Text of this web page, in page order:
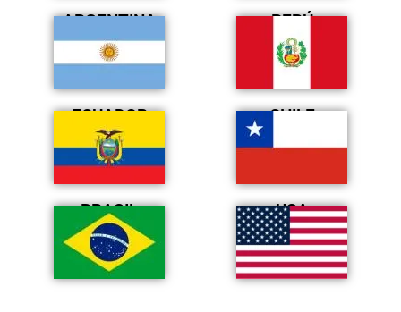
ARGENTINA PERÚ
ECUADOR CHILE
BRASIL USA